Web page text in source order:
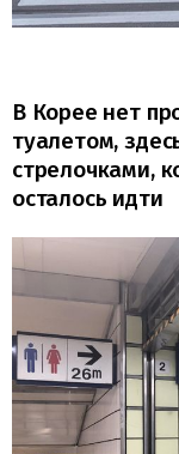
В Корее нет
туалетом,
стрелочками,
осталось идти